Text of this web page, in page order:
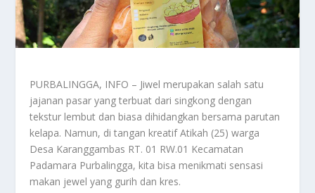
PURBALINGGA, INFO – Jiwel merupakan salah satu
jajanan pasar yang terbuat dari singkong dengan
tekstur lembut dan biasa dihidangkan bersama parutan
kelapa. Namun, di tangan kreatif Atikah (25) warga
Desa Karanggambas RT. 01 RW.01 Kecamatan
Padamara Purbalingga, kita bisa menikmati sensasi
makan jewel yang gurih dan kres.